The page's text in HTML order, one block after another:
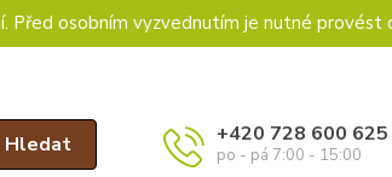
osobním vyzvednutím je nutné provést
Hledat +420 728 600 625
po - pá 7:00 - 15:00